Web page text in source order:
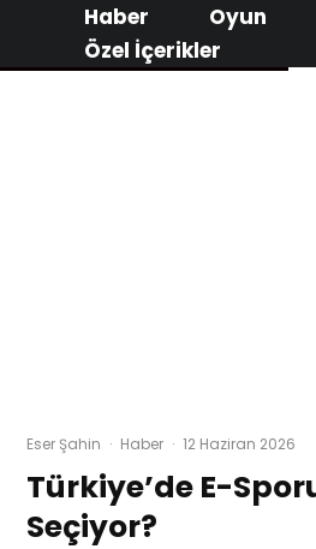
Haber Oyun
Özel İçerikler
Eser Şahin · Haber · 12 Haziran 2026
Türkiye’de E-
Seçiyor?